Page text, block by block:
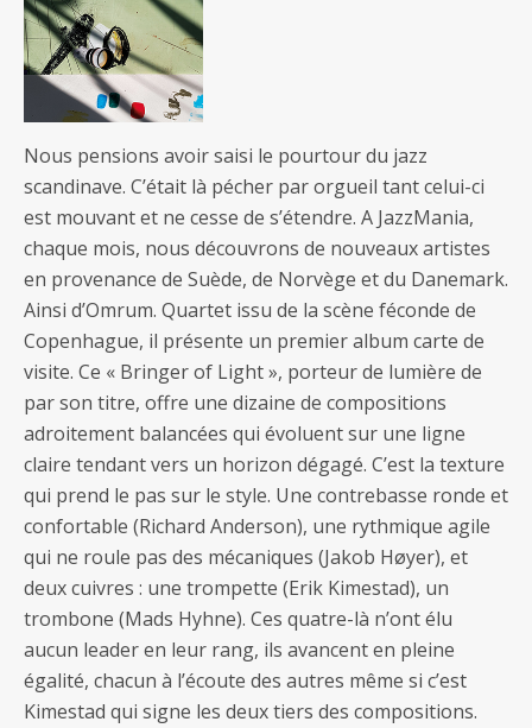
Nous pensions avoir saisi le pourtour du jazz
scandinave. C’était là pécher par orgueil tant celui-ci
est mouvant et ne cesse de s’étendre. A JazzMania,
chaque mois, nous découvrons de nouveaux artistes
en provenance de Suède, de Norvège et du Danemark.
Ainsi d’Omrum. Quartet issu de la scène féconde de
Copenhague, il présente un premier album carte de
visite. Ce « Bringer of Light », porteur de lumière de
par son titre, offre une dizaine de compositions
adroitement balancées qui évoluent sur une ligne
claire tendant vers un horizon dégagé. C’est la texture
qui prend le pas sur le style. Une contrebasse ronde et
confortable (Richard Anderson), une rythmique agile
qui ne roule pas des mécaniques (Jakob Høyer), et
deux cuivres : une trompette (Erik Kimestad), un
trombone (Mads Hyhne). Ces quatre-là n’ont élu
aucun leader en leur rang, ils avancent en pleine
égalité, chacun à l’écoute des autres même si c’est
Kimestad qui signe les deux tiers des compositions.